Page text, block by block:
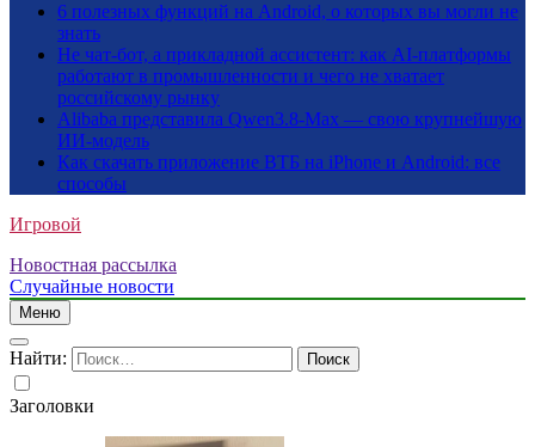
6 полезных функций на Android, о которых вы могли не
знать
Не чат-бот, а прикладной ассистент: как AI-платформы
работают в промышленности и чего не хватает
российскому рынку
Alibaba представила Qwen3.8-Max — свою крупнейшую
ИИ-модель
Как скачать приложение ВТБ на iPhone и Android: все
способы
Игровой
Новостная рассылка
Случайные новости
Меню
Найти:
Заголовки